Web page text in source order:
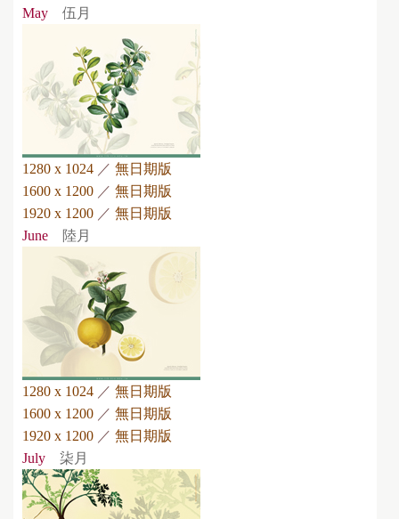
May 伍月
1280 x 1024 ／ 無日期版
1600 x 1200 ／ 無日期版
1920 x 1200 ／ 無日期版
June
陸月
1280 x 1024 ／ 無日期版
1600 x 1200 ／ 無日期版
1920 x 1200 ／ 無日期版
July 柒月